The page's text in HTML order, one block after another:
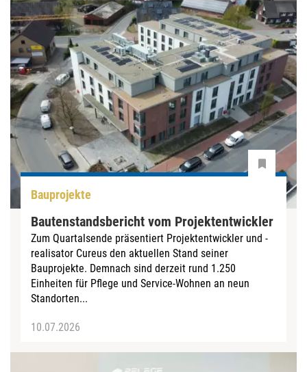
Bauprojekte
Bautenstandsbericht vom Projektentwickler
Zum Quartalsende präsentiert Projektentwickler und -
realisator Cureus den aktuellen Stand seiner
Bauprojekte. Demnach sind derzeit rund 1.250
Einheiten für Pflege und Service-Wohnen an neun
Standorten...
10.07.2026